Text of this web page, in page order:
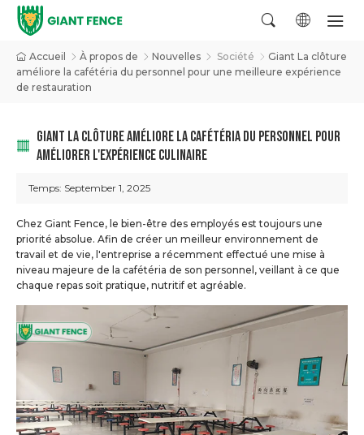
Accueil À propos de Nouvelles Société
Giant La clôture
améliore la cafétéria du personnel pour une meilleure expérience
de restauration
GIANT LA CLÔTURE AMÉLIORE LA CAFÉTÉRIA DU PERSONNEL POUR
AMÉLIORER L'EXPÉRIENCE CULINAIRE
Temps: September 1, 2025
Chez Giant Fence, le bien-être des employés est toujours une
priorité absolue. Afin de créer un meilleur environnement de
travail et de vie, l'entreprise a récemment effectué une mise à
niveau majeure de la cafétéria de son personnel, veillant à ce que
chaque repas soit pratique, nutritif et agréable.